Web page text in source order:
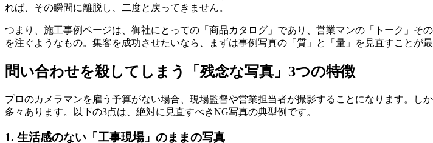
れば、その瞬間に離脱し、二度と戻ってきません。
つまり、施工事例ページは、御社にとっての「商品カタログ」であり、営業マンの「トーク」そ
を注ぐようなもの。集客を成功させたいなら、まずは事例写真の「質」と「量」を見直すことが最
問い合わせを殺してしまう「残念な写真」3つの特徴
プロのカメラマンを雇う予算がない場合、現場監督や営業担当者が撮影することになります。
多々あります。以下の3点は、絶対に見直すべきNG写真の典型例です。
1. 生活感のない「工事現場」のままの写真